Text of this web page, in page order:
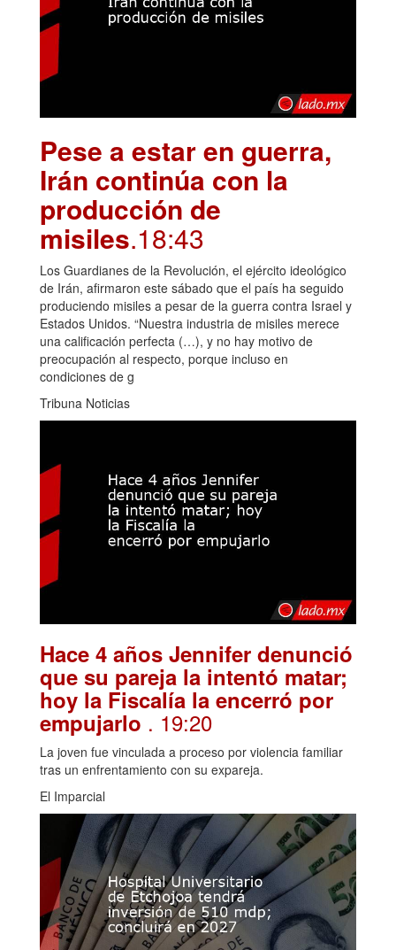
Pese a estar en guerra,
Irán continúa con la
producción de
misiles.18:43
Los Guardianes de la Revolución, el ejército ideológico
de Irán, afirmaron este sábado que el país ha seguido
produciendo misiles a pesar de la guerra contra Israel y
Estados Unidos. “Nuestra industria de misiles merece
una calificación perfecta (…), y no hay motivo de
preocupación al respecto, porque incluso en
condiciones de g
Tribuna Noticias
Hace 4 años Jennifer denunció
que su pareja la intentó matar;
hoy la Fiscalía la encerró por
empujarlo . 19:20
La joven fue vinculada a proceso por violencia familiar
tras un enfrentamiento con su expareja.
El Imparcial